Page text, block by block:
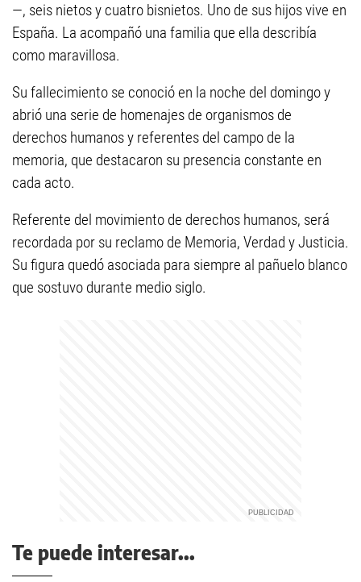
—, seis nietos y cuatro bisnietos. Uno de sus hijos vive en
España. La acompañó una familia que ella describía
como maravillosa.
Su fallecimiento se conoció en la noche del domingo y
abrió una serie de homenajes de organismos de
derechos humanos y referentes del campo de la
memoria, que destacaron su presencia constante en
cada acto.
Referente del movimiento de derechos humanos, será
recordada por su reclamo de Memoria, Verdad y Justicia.
Su figura quedó asociada para siempre al pañuelo blanco
que sostuvo durante medio siglo.
Te puede interesar...